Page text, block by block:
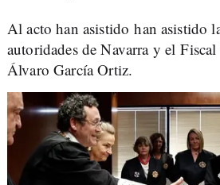
Al acto han asistido han asistido
autoridades de Navarra y el
Álvaro García Ortiz.